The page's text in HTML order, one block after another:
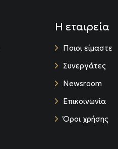
Η εταιρεία
Ποιοι είμαστε
Συνεργάτες
Newsroom
Επικοινωνία
Όροι χρήσης